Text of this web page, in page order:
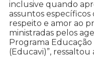
inclusive quando
assuntos
respeito e amor ao
ministradas pelos
Programa Educação
(Educavi)”, ressaltou